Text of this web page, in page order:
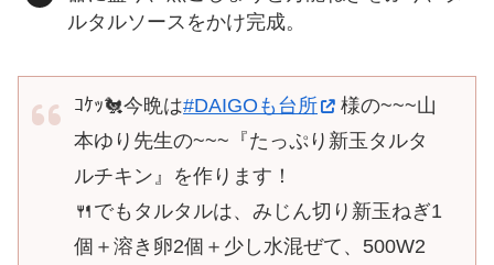
ルタルソースをかけ完成。
ｺｹｯ🐔今晩は#DAIGOも台所
様の~~~山
本ゆり先生の~~~『たっぷり新玉タルタ
ルチキン』を作ります！
🍴でもタルタルは、みじん切り新玉ねぎ1
個＋溶き卵2個＋少し水混ぜて、500W2